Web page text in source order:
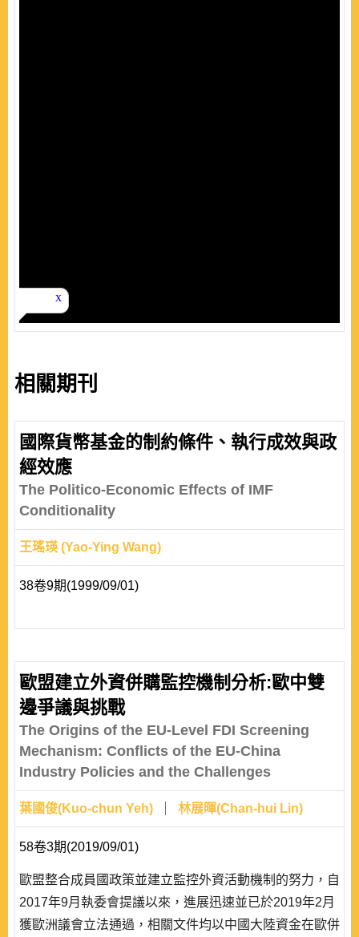
相關期刊
國際貨幣基金的制約條件、執行成效與政
經效應
The Politico-Economic Effects of IMF
Conditionality
王瑤瑛 (Yao-Ying Wang)
38卷9期(1999/09/01)
歐盟建立外資併購監控機制分析:歐中雙
邊爭議與挑戰
The Origins of the EU-Level FDI Screening
Mechanism: Conflicts of the EU-China
Industry Policies and the Challenges
葉國俊(Kuo-chun Yeh) 林展暉(Chan-hui Lin)
58卷3期(2019/09/01)
歐盟整合成員國政策並建立監控外資活動機制的努力，自
2017年9月執委會提議以來，進展迅速並已於2019年2月
獲歐洲議會立法通過，相關文件均以中國大陸資金在歐併